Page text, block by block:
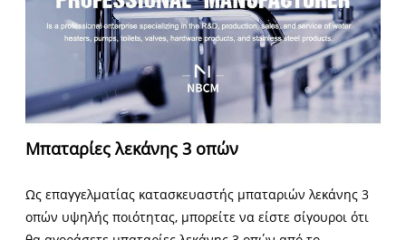
Μπαταρίες λεκάνης 3 οπών
Ως επαγγελματίας κατασκευαστής μπαταριών λεκάνης 3
οπών υψηλής ποιότητας, μπορείτε να είστε σίγουροι ότι